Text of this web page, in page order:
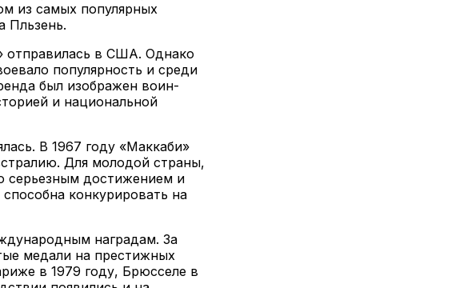
из самых популярных
Пльзень.
отправилась в США. Однако
популярность и среди
был изображен воин-
и национальной
В 1967 году «Маккаби»
Для молодой страны,
серьезным достижением и
конкурировать на
наградам. За
медали на престижных
в 1979 году, Брюсселе в